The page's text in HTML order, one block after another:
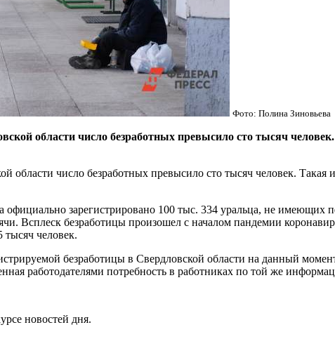
Фото: Полина Зиновьева
области число безработных превысило сто тысяч
число безработных превысило сто тысяч человек. Такая
зарегистрировано 100 тыс. 334 уральца, не имеющих
Всплеск безработицы произошел с началом пандемии
тысяч человек.
безработицы в Свердловской области на данный
работодателями потребность в работниках по той же
новостей дня.